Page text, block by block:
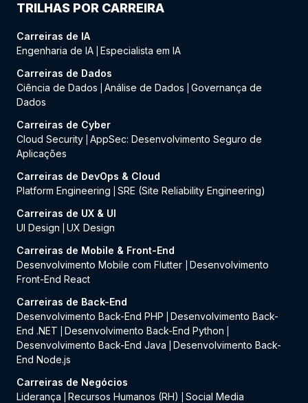
TRILHAS POR CARREIRA
Carreiras de IA
Engenharia de IA Especialista em IA
Carreiras de Dados
Ciência de Dados
Análise de Dados
Governança de
Dados
Carreiras de Cyber
Cloud Security AppSec: Desenvolvimento Seguro de
Aplicações
Carreiras de DevOps & Cloud
Platform Engineering
SRE (Site Reliability Engineering)
Carreiras de UX & UI
UI Design
UX Design
Carreiras de Mobile & Front-End
Desenvolvimento Mobile com Flutter
Desenvolvimento
Front-End React
Carreiras de Back-End
Desenvolvimento Back-End PHP
Desenvolvimento Back-
End .NET
Desenvolvimento Back-End Python
Desenvolvimento Back-End Java
Desenvolvimento Back-
End Node.js
Carreiras de Negócios
Liderança
Recursos Humanos (RH)
Social Media